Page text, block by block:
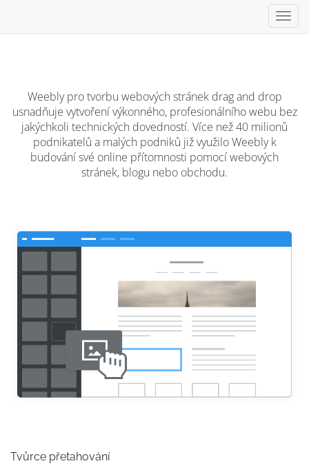
Weebly pro tvorbu webových stránek drag and drop
usnadňuje vytvoření výkonného, profesionálního webu bez
jakýchkoli technických dovedností. Více než 40 milionů
podnikatelů a malých podniků již využilo Weebly k
budování své online přítomnosti pomocí webových
stránek, blogu nebo obchodu.
Tvůrce přetahování